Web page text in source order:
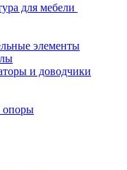
для мебели
элементы
и доводчики
опоры